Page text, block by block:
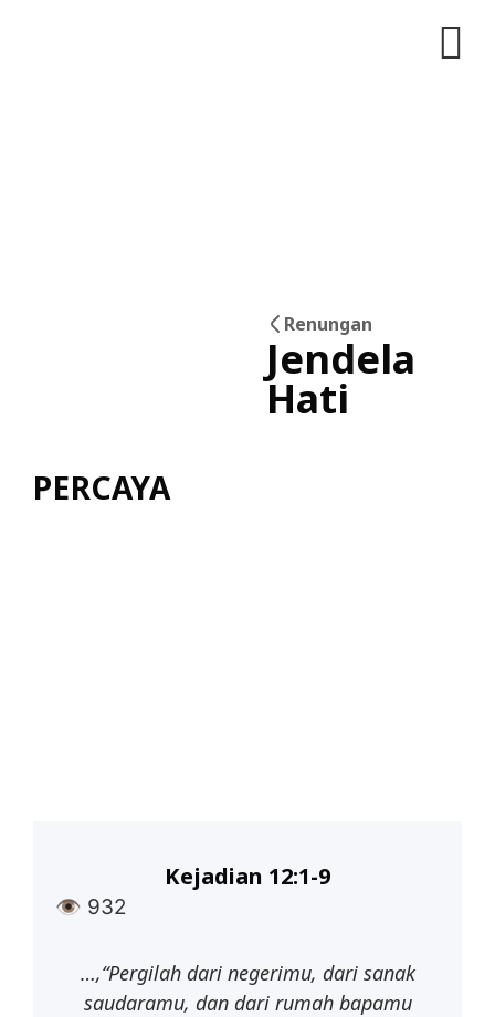
Renungan
Jendela
Hati
PERCAYA
👁 932
Kejadian 12:1-9
…,“Pergilah dari negerimu, dari sanak
saudaramu, dan dari rumah bapamu